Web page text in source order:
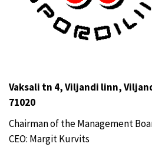
Vaksali tn 4, Viljandi linn,
71020
Chairman of the Management
CEO: Margit Kurvits